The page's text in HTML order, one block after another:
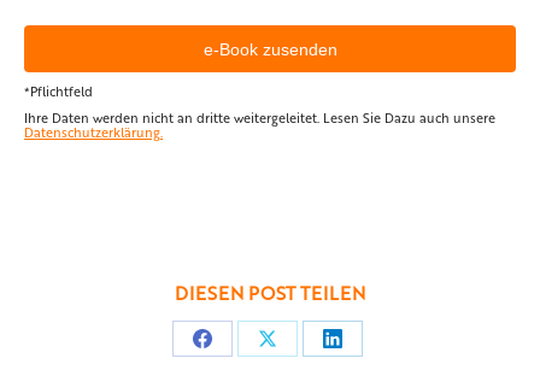
*Pflichtfeld
Ihre Daten werden nicht an dritte weitergeleitet. Lesen Sie Dazu auch unsere
Datenschutzerklärung.
DIESEN POST TEILEN
Teilen Teilen Teilen